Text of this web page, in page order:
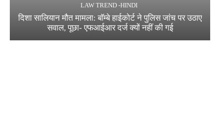
LAW TREND -HINDI
दिशा सालियान मौत मामला: बॉम्बे हाईकोर्ट ने पुलिस जांच पर उठाए
सवाल, पूछा- एफआईआर दर्ज क्यों नहीं की गई